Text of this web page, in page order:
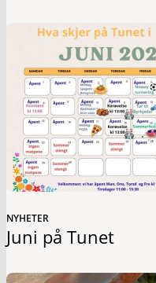
NYHETER
Juni på Tunet